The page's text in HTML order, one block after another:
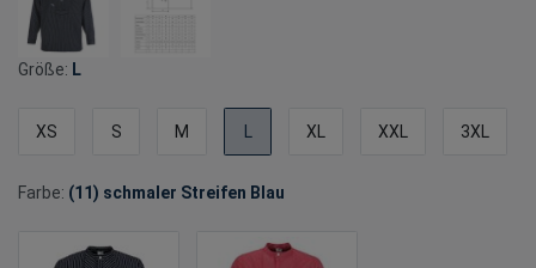
Größe: L
XS S M XL XXL 3XL
Farbe: (11) schmaler Streifen Blau